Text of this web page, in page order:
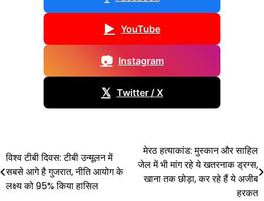
▶ YouTube
📷 Instagram
𝕏 Twitter / X
Post
navigation
विश्व टीबी दिवस: टीबी उन्मूलन में
सबसे आगे है गुजरात, नीति आयोग के
लक्ष्य को 95% किया हासिल
मेरठ हत्याकांड: मुस्कान और साहिल
जेल में भी मांग रहे ये खतरनाक ड्रग्स,
खाना तक छोड़ा, कर रहे हैं ये अजीब
हरकत